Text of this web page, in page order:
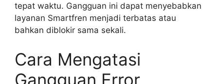
tepat waktu. Gangguan ini dapat menyebabkan
layanan Smartfren menjadi terbatas atau
bahkan diblokir sama sekali.
Cara Mengatasi
Gangguan Error